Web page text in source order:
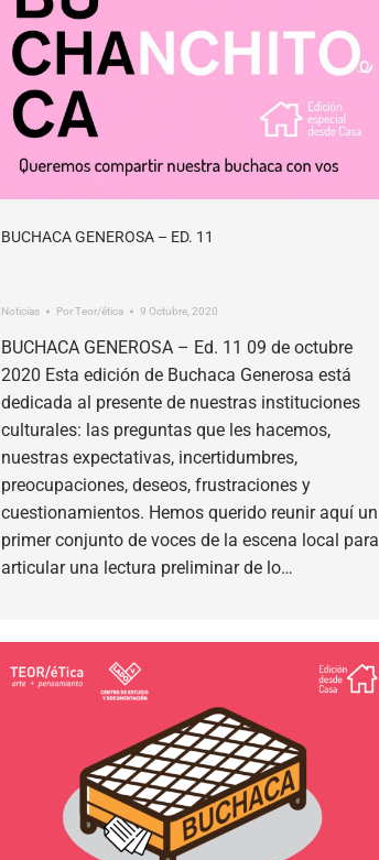
BUCHACA GENEROSA – ED. 11
Noticias PorTeor/ética 9 Octubre, 2020
BUCHACA GENEROSA – Ed. 11 09 de octubre
2020 Esta edición de Buchaca Generosa está
dedicada al presente de nuestras instituciones
culturales: las preguntas que les hacemos,
nuestras expectativas, incertidumbres,
preocupaciones, deseos, frustraciones y
cuestionamientos. Hemos querido reunir aquí un
primer conjunto de voces de la escena local para
articular una lectura preliminar de lo…